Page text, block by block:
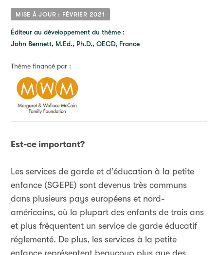
MISE À JOUR : FÉVRIER 2021
Éditeur au développement du thème :
John Bennett, M.Ed., Ph.D., OECD, France
Thème financé par :
Est-ce important?
Les services de garde et d’éducation à la petite
enfance (SGEPE) sont devenus très communs
dans plusieurs pays européens et nord-
américains, où la plupart des enfants de trois ans
et plus fréquentent un service de garde éducatif
réglementé. De plus, les services à la petite